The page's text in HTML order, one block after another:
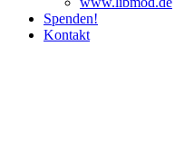
Spenden!
Kontakt